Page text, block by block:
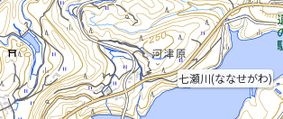
七瀬川(ななせがわ)